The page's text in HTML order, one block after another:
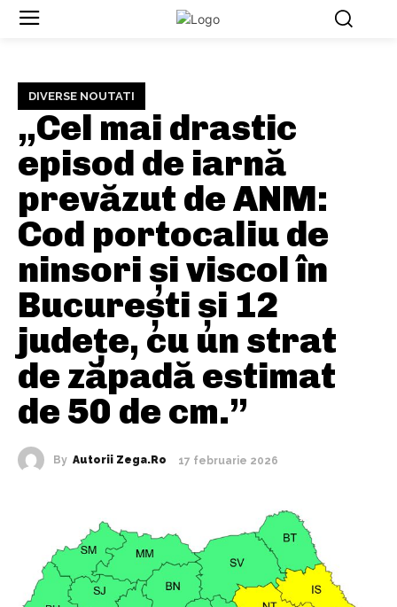
DIVERSE NOUTATI
„Cel mai drastic
episod de iarnă
prevăzut de ANM:
Cod portocaliu de
ninsori și viscol în
București și 12
județe, cu un strat
de zăpadă estimat
de 50 de cm.”
By Autorii Zega.ro 17 februarie 2026